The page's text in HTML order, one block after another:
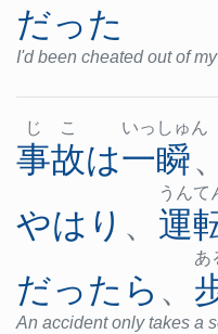
だった
I'd been cheated out of
じ こ
事故は
いっ しゅん
一瞬、
やはり 、
うんて
運
だったら 、
あ
An accident only takes a